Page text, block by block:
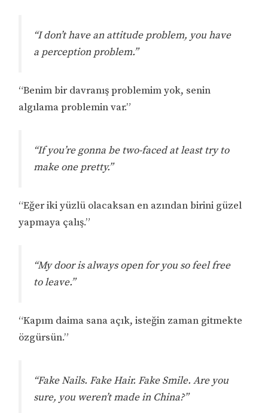
“I don’t have an attitude problem, you have
a perception problem.”
“Benim bir davranış problemim yok, senin
algılama problemin var.”
“If you’re gonna be two-faced at least try to
make one pretty.”
“Eğer iki yüzlü olacaksan en azından birini güzel
yapmaya çalış.”
“My door is always open for you so feel free
to leave.”
“Kapım daima sana açık, isteğin zaman gitmekte
özgürsün.”
“Fake Nails. Fake Hair. Fake Smile. Are you
sure, you weren’t made in China?”